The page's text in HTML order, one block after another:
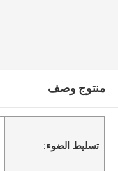
منتوج وصف
تسليط الضوء: